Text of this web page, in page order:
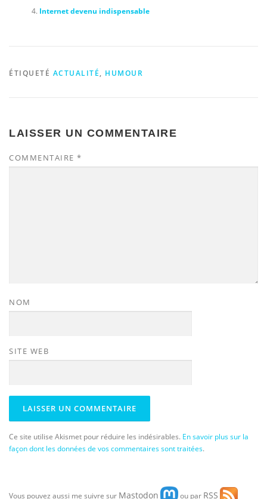
Internet devenu indispensable
ÉTIQUETÉ ACTUALITÉ, HUMOUR
LAISSER UN COMMENTAIRE
COMMENTAIRE *
NOM
SITE WEB
Ce site utilise Akismet pour réduire les indésirables. En savoir plus sur la
façon dont les données de vos commentaires sont traitées.
Vous pouvez aussi me suivre sur Mastodon ou par RSS